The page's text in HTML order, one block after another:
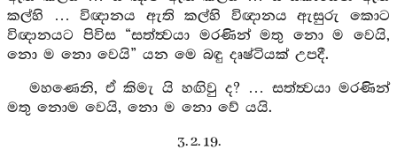
කල්හි … විඥානය ඇති කල්හි විඥානය ඇසුරු කොට
විඥානයට පිවිස “සත්ත්‍වයා මරණින් මතු නො ම වෙයි,
නො ම නො වෙයි” යන මෙ බඳු දෘෂ්ටියක් උපදී.
මහණෙනි, ඒ කිමැ යි හඟිවු ද? … සත්ත්‍වයා මරණින්
මතු නොම වෙයි, නො ම නො වේ යයි.
3. 2. 19.